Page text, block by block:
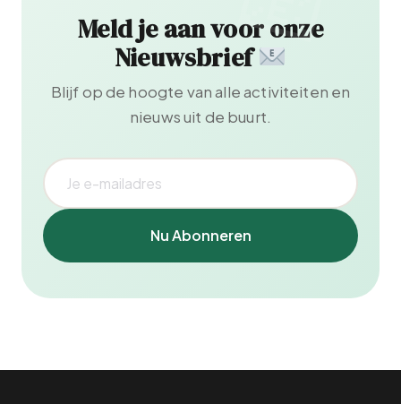
Meld je aan voor onze
Nieuwsbrief
Blijf op de hoogte van alle activiteiten en
nieuws uit de buurt.
Nu Abonneren